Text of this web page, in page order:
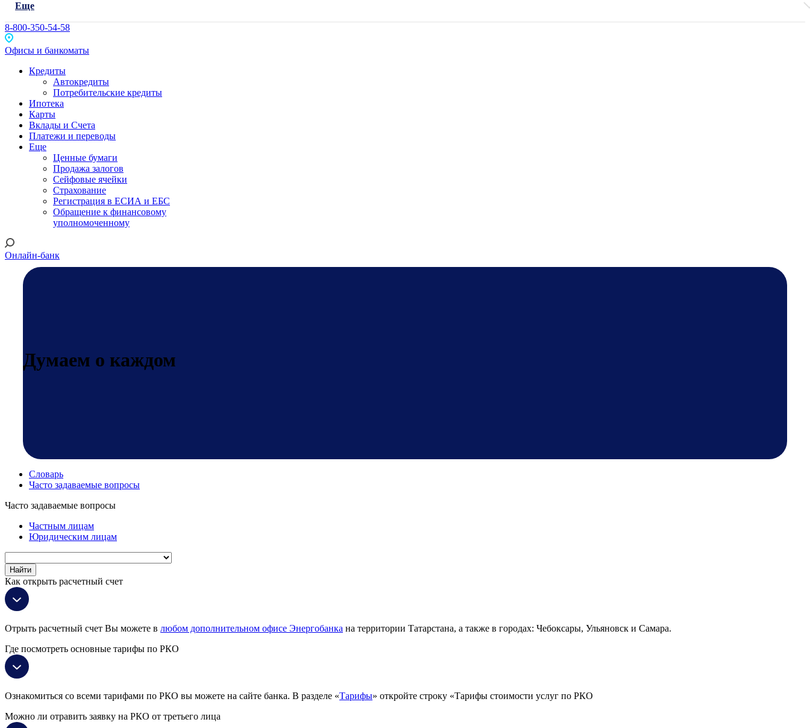
Еще
8-800-350-54-58
Офисы и банкоматы
Кредиты
Автокредиты
Потребительские кредиты
Ипотека
Карты
Вклады и Счета
Платежи и переводы
Еще
Ценные бумаги
Продажа залогов
Сейфовые ячейки
Страхование
Регистрация в ЕСИА и ЕБС
Обращение к финансовому
уполномоченному
Онлайн-банк
Думаем о каждом
Словарь
Часто задаваемые вопросы
Часто задаваемые вопросы
Частным лицам
Юридическим лицам
Найти
Как открыть расчетный счет
Отрыть расчетный счет Вы можете в любом дополнительном офисе Энергобанка на территории Татарстана, а также в городах: Чебоксары, Ульяновск и Самара.
Где посмотреть основные тарифы по РКО
Ознакомиться со всеми тарифами по РКО вы можете на сайте банка. В разделе «Тарифы» откройте строку «Тарифы стоимости услуг по РКО
Можно ли отравить заявку на РКО от третьего лица